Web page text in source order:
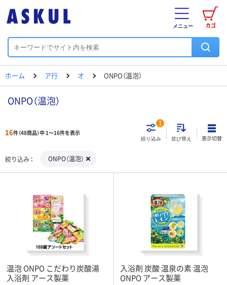
カゴ
メニュー
ホーム ア行 オ ONPO（温泡）
ONPO（温泡）
16件（48商品）中 1～16件を表示
絞り込み
1
並び替え 表示切替
絞り込み ONPO（温泡）
温泡 ONPO こだわり炭酸湯
入浴剤 アース製薬
入浴剤 炭酸 温泉の素 温泡
ONPO アース製薬